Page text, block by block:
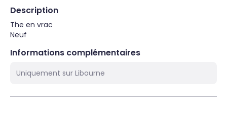
Description
The en vrac
Neuf
Informations complémentaires
Uniquement sur Libourne